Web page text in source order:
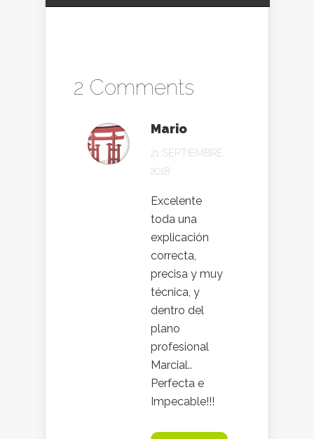
2 Comments
Mario
21 SEPTIEMBRE,
2018
Excelente
toda una
explicación
correcta,
precisa y muy
técnica, y
dentro del
plano
profesional
Marcial..
Perfecta e
Impecable!!!